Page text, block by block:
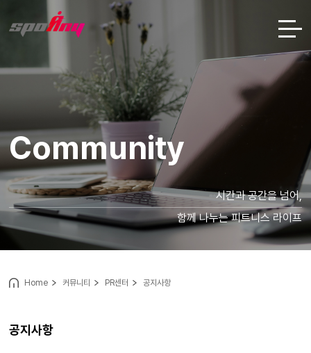
Community
시간과 공간을 넘어,
함께 나누는 피트니스 라이프
공지사항
Home 커뮤니티 PR센터 공지사항